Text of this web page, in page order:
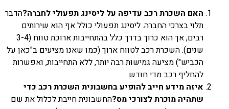
האם השכרת רכב עדיפה על ליסינג תפעולי לחברה?הדבר
תלוי בצרכי החברה. ליסינג תפעולי כולל אף הוא שירותים
רבים, אך הוא כרוך בדרך כלל בהתחייבות ארוכת טווח (3-4
שנים). השכרת רכב לטווח ארוך (כמו שאנו מציעים ב"כאן על
הכביש") מציעה גמישות רבה יותר, ללא התחייבות, ואפשרות
להחליף רכב מדי חודש.
איזה מידע חייב להופיע בחשבונית השכרת רכב כדי
שתהיה מוכרת לצורכי מס?החשבונית חייבת לכלול את שם